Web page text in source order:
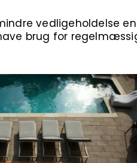
vedligeholdelse
brug for